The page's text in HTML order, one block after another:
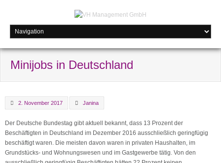
Minijobs in Deutschland
2. November 2017 Janina
Der Deutsche Bundestag gibt aktuell bekannt, dass 13 Prozent der
Beschäftigten in Deutschland im Dezember 2016 ausschließlich geringfügig
beschäftigt waren. Die meisten davon waren in privaten Haushalten, im
Grundstücks- und Wohnungswesen und im Gastgewerbe tätig. Von den